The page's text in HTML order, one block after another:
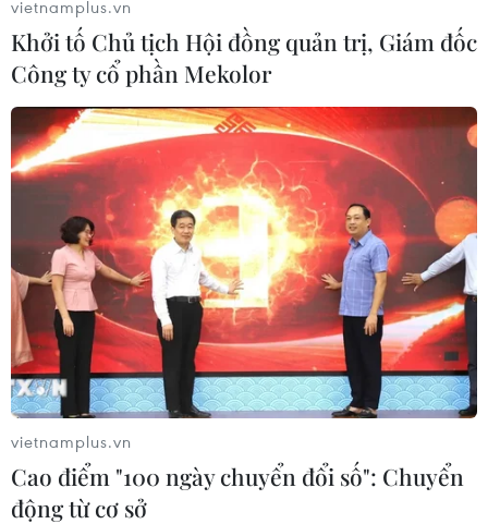
TP.HCM: Điểm chuẩn vào lớp 10 không
biến động nhiều so năm trước
08/07/2016 08:56
Theo Sở Giáo dục và Đào tạo TP.HCM, điểm chuẩn vào
lớp 10 các trường trung học phổ thông công lập không
biến động nhiều so với năm trước.
vietnamplus.vn
Khởi tố Chủ tịch Hội đồng quản trị, Giám đốc
Công ty cổ phần Mekolor
vietnamplus.vn
Cao điểm "100 ngày chuyển đổi số": Chuyển
động từ cơ sở